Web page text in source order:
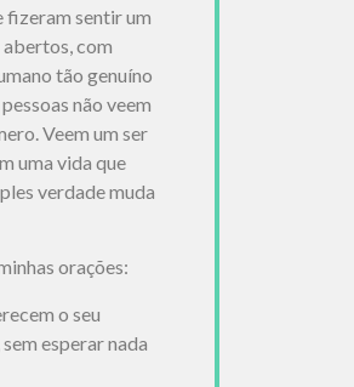
fizeram sentir um
com
tão genuíno
não veem
Veem um ser
uma vida que
verdade muda
orações:
o seu
esperar nada